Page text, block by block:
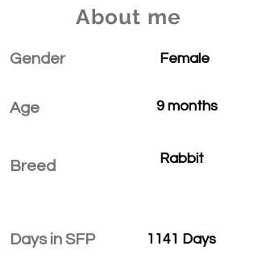
About me
Gender
Age
Breed
Days in SFP
Female
9 months
Rabbit
1141 Days